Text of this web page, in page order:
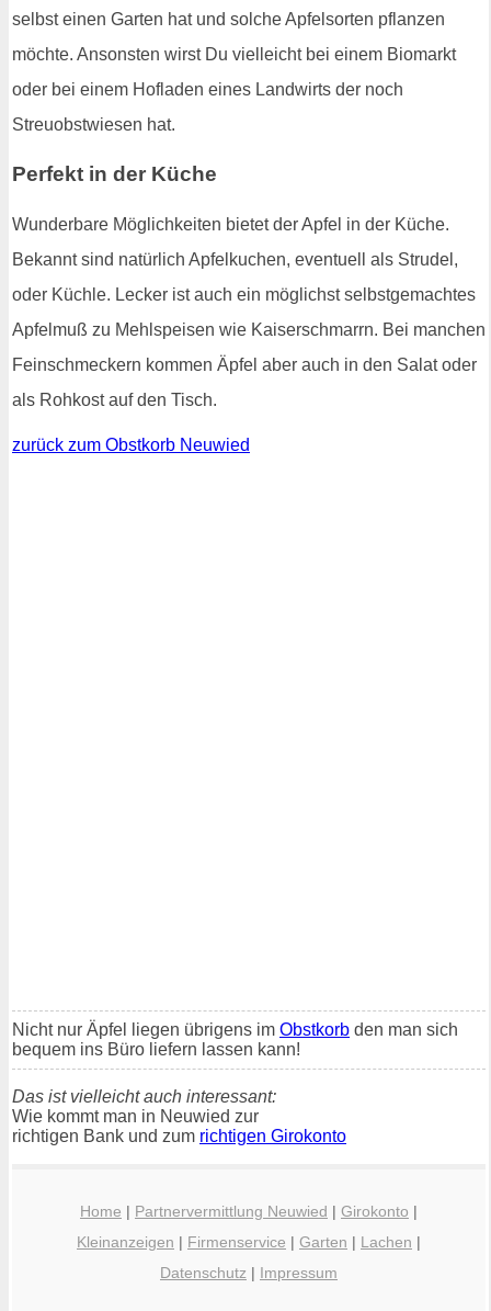
selbst einen Garten hat und solche Apfelsorten pflanzen
möchte. Ansonsten wirst Du vielleicht bei einem Biomarkt
oder bei einem Hofladen eines Landwirts der noch
Streuobstwiesen hat.
Perfekt in der Küche
Wunderbare Möglichkeiten bietet der Apfel in der Küche.
Bekannt sind natürlich Apfelkuchen, eventuell als Strudel,
oder Küchle. Lecker ist auch ein möglichst selbstgemachtes
Apfelmuß zu Mehlspeisen wie Kaiserschmarrn. Bei manchen
Feinschmeckern kommen Äpfel aber auch in den Salat oder
als Rohkost auf den Tisch.
zurück zum Obstkorb Neuwied
Nicht nur Äpfel liegen übrigens im Obstkorb den man sich
bequem ins Büro liefern lassen kann!
Das ist vielleicht auch interessant:
Wie kommt man in Neuwied zur
richtigen Bank und zum richtigen Girokonto
Home | Partnervermittlung Neuwied | Girokonto |
Kleinanzeigen | Firmenservice | Garten | Lachen |
Datenschutz | Impressum